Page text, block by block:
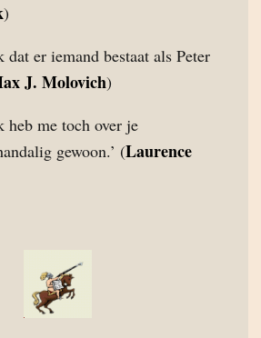
)
dat er iemand bestaat als Peter
J. Molovich)
heb me toch over je
gewoon.’ (Laurence